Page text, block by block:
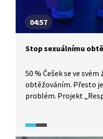
04:57
Stop sexuálnímu
50 % Češek se ve
obtěžováním. Přesto
problém. Projekt